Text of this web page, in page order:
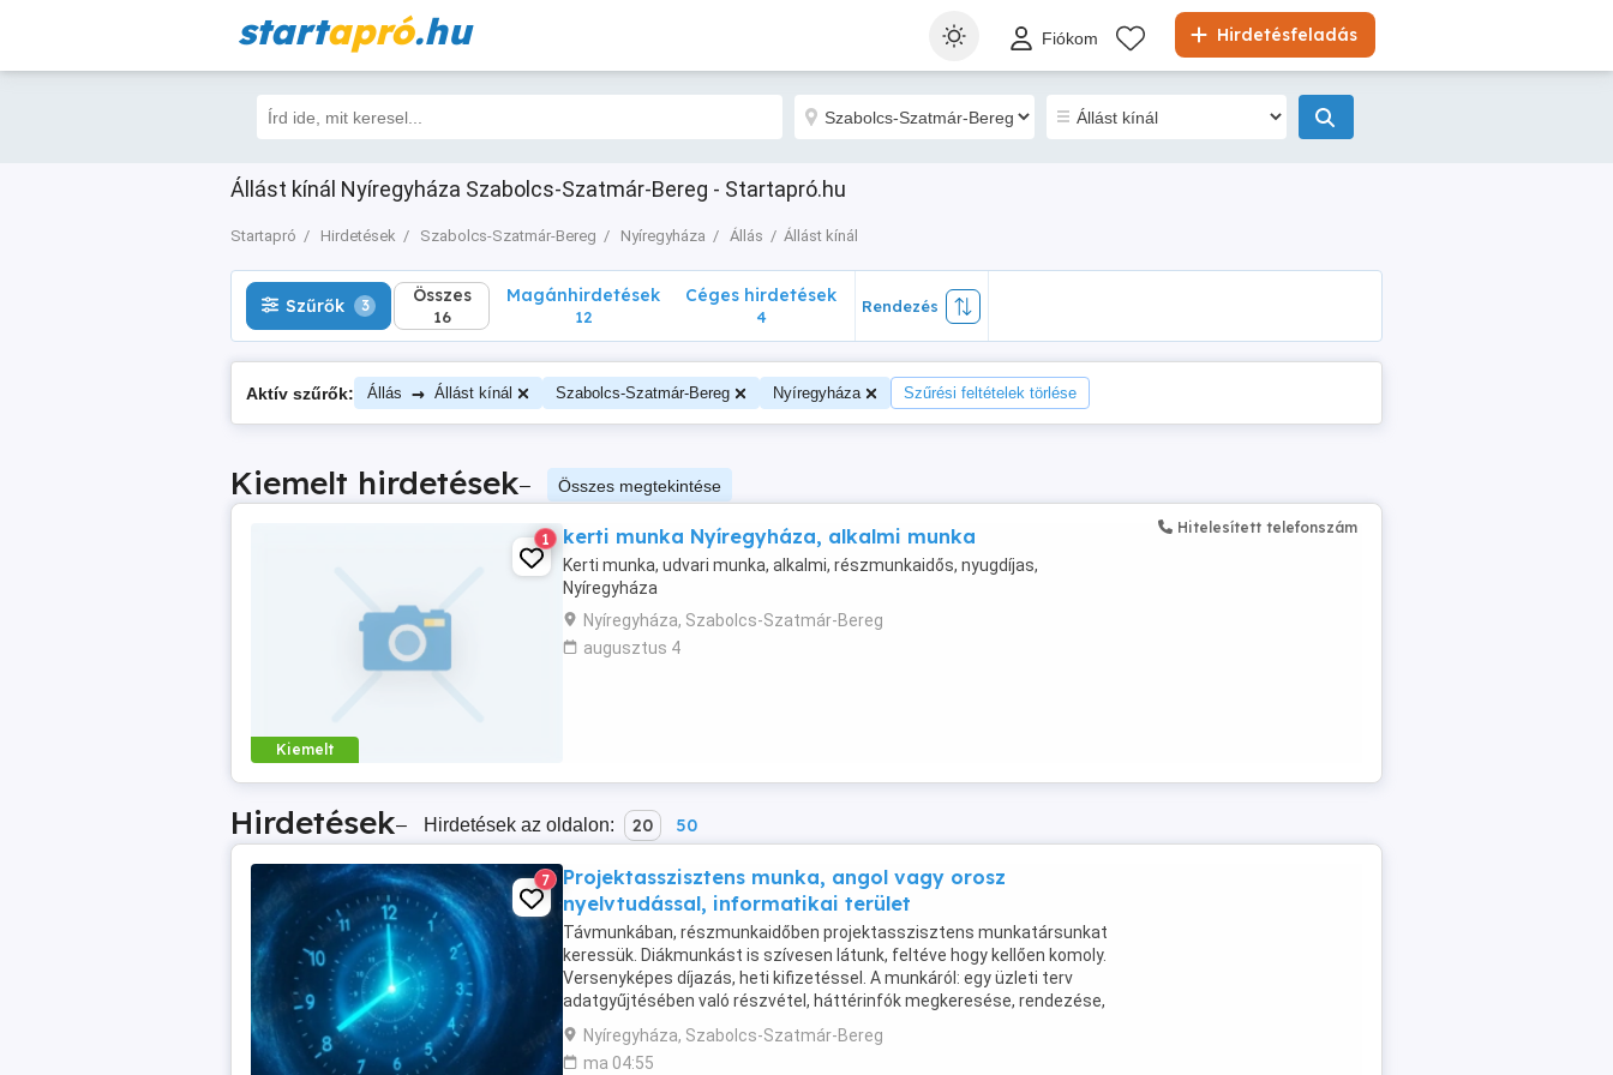
startapró.hu Hirdetésfeladás
Fiókom
Állást kínál Nyíregyháza Szabolcs-Szatmár-Bereg - Startapró.hu
Startapró Hirdetések Szabolcs-Szatmár-Bereg Nyíregyháza Állás Állást kínál
Szűrők 3 Összes
16
Szűrők 3 Összes
16
Magánhirdetések
12
Céges hirdetések
4
Rendezés
Aktív szűrők: Állás → Állást kínál Szabolcs-Szatmár-Bereg Nyíregyháza Szűrési feltételek törlése
Kiemelt hirdetések– Összes megtekintése
Kiemelt
1 kerti munka Nyíregyháza, alkalmi munka
Kerti munka, udvari munka, alkalmi, részmunkaidős, nyugdíjas,
Nyíregyháza
Nyíregyháza, Szabolcs-Szatmár-Bereg
augusztus 4
Hitelesített telefonszám
Hirdetések– Hirdetések az oldalon: 20 50
7
Projektasszisztens munka, angol vagy orosz
nyelvtudással, informatikai terület
Távmunkában, részmunkaidőben projektasszisztens munkatársunkat
keressük. Diákmunkást is szívesen látunk, feltéve hogy kellően komoly.
Versenyképes díjazás, heti kifizetéssel. A munkáról: egy üzleti terv
adatgyűjtésében való részvétel, háttérinfók megkeresése, rendezése,
értékelése. Jelentkezés írásos ...
Nyíregyháza, Szabolcs-Szatmár-Bereg
ma 04:55